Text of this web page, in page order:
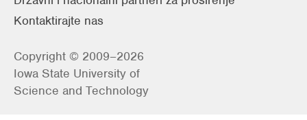
Kontaktirajte nas
Copyright © 2009–2026
Iowa State University of
Science and Technology